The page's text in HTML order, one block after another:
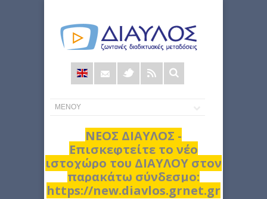
Φόρμα
αναζήτησης
ΝΕΟΣ ΔΙΑΥΛΟΣ -
Επισκεφτείτε το νέο
ιστοχώρο του ΔΙΑΥΛΟΥ στον
παρακάτω σύνδεσμο:
https://new.diavlos.grnet.gr